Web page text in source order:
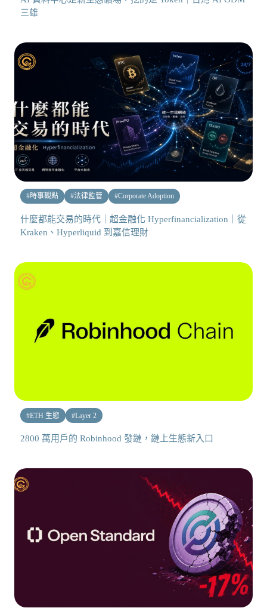
三雄
#時事觀點 #法律監管 #Corporate Adoption
什麼都能交易的時代｜超金融化 Hyperfinancialization｜從
Kraken、Hyperliquid 到嘉信理財
#ETH 生態 #Layer 2
2800 萬用戶的 Robinhood 發鏈，鏈上生態新入口